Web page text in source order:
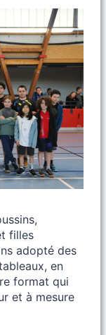
filles
adopté des
en
format qui
et à mesure